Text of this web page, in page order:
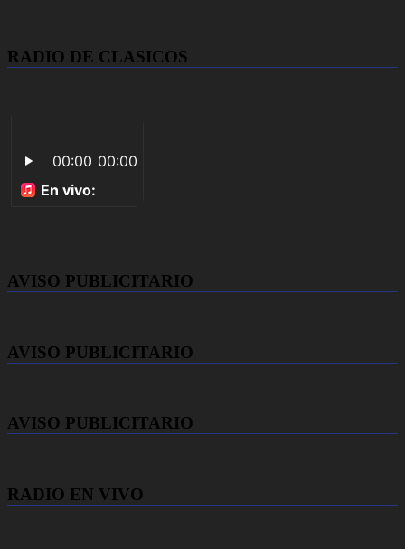
RADIO DE CLASICOS
AVISO PUBLICITARIO
AVISO PUBLICITARIO
AVISO PUBLICITARIO
RADIO EN VIVO